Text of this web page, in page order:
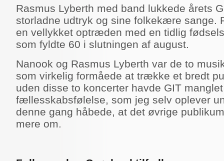
Rasmus Lyberth med band lukkede årets
storladne udtryk og sine folkekære sange.
en vellykket optræden med en tidlig
som fyldte 60 i slutningen af august.
Nanook og Rasmus Lyberth var de to
som virkelig formåede at trække et bredt
uden disse to koncerter havde GIT
fællesskabsfølelse, som jeg selv oplever
denne gang håbede, at det øvrige
mere om.